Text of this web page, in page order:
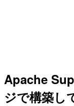
Apache
ジで構築し